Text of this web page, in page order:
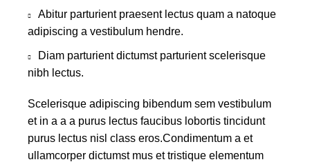
Abitur parturient praesent lectus quam a natoque
adipiscing a vestibulum hendre.
Diam parturient dictumst parturient scelerisque
nibh lectus.
Scelerisque adipiscing bibendum sem vestibulum
et in a a a purus lectus faucibus lobortis tincidunt
purus lectus nisl class eros.Condimentum a et
ullamcorper dictumst mus et tristique elementum